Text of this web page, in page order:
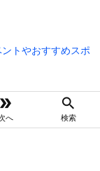
トやおすすめスポ

へ

検索